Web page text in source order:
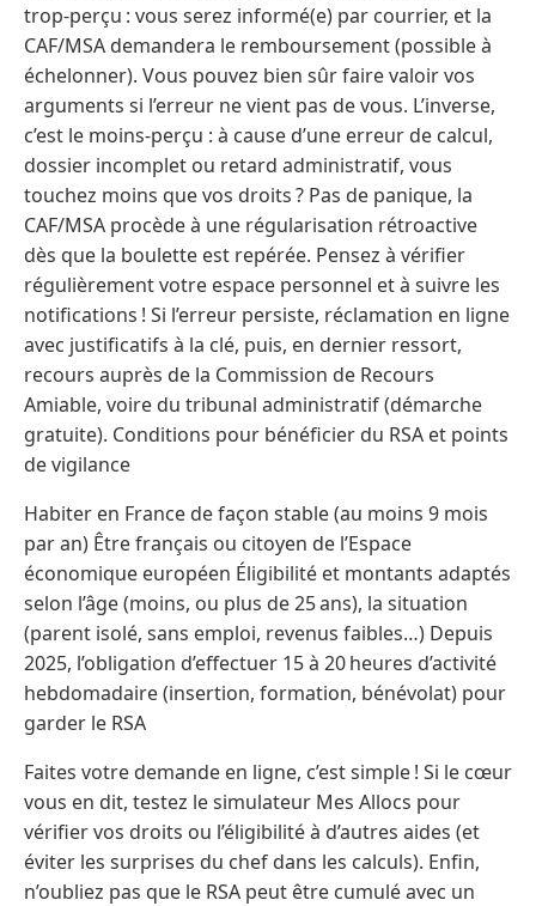
trop-perçu : vous serez informé(e) par courrier, et la
CAF/MSA demandera le remboursement (possible à
échelonner). Vous pouvez bien sûr faire valoir vos
arguments si l’erreur ne vient pas de vous. L’inverse,
c’est le moins-perçu : à cause d’une erreur de calcul,
dossier incomplet ou retard administratif, vous
touchez moins que vos droits ? Pas de panique, la
CAF/MSA procède à une régularisation rétroactive
dès que la boulette est repérée. Pensez à vérifier
régulièrement votre espace personnel et à suivre les
notifications ! Si l’erreur persiste, réclamation en ligne
avec justificatifs à la clé, puis, en dernier ressort,
recours auprès de la Commission de Recours
Amiable, voire du tribunal administratif (démarche
gratuite). Conditions pour bénéficier du RSA et points
de vigilance
Habiter en France de façon stable (au moins 9 mois
par an) Être français ou citoyen de l’Espace
économique européen Éligibilité et montants adaptés
selon l’âge (moins, ou plus de 25 ans), la situation
(parent isolé, sans emploi, revenus faibles…) Depuis
2025, l’obligation d’effectuer 15 à 20 heures d’activité
hebdomadaire (insertion, formation, bénévolat) pour
garder le RSA
Faites votre demande en ligne, c’est simple ! Si le cœur
vous en dit, testez le simulateur Mes Allocs pour
vérifier vos droits ou l’éligibilité à d’autres aides (et
éviter les surprises du chef dans les calculs). Enfin,
n’oubliez pas que le RSA peut être cumulé avec un